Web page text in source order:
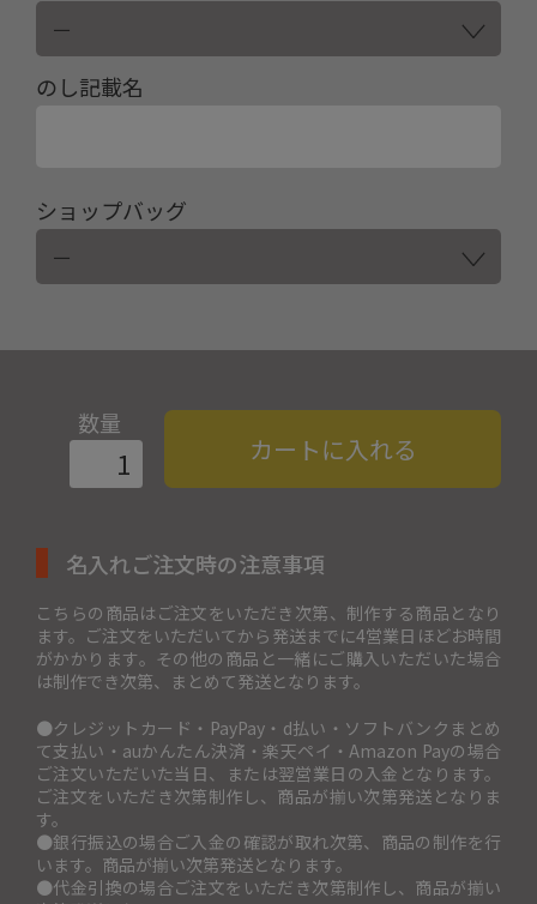
のし記載名
ショップバッグ
数量
カートに入れる
名入れご注文時の注意事項
こちらの商品はご注文をいただき次第、制作する商品となり
ます。ご注文をいただいてから発送までに4営業日ほどお時間
がかかります。その他の商品と一緒にご購入いただいた場合
は制作でき次第、まとめて発送となります。
●クレジットカード・PayPay・d払い・ソフトバンクまとめ
て支払い・auかんたん決済・楽天ペイ・Amazon Payの場合
ご注文いただいた当日、または翌営業日の入金となります。
ご注文をいただき次第制作し、商品が揃い次第発送となりま
す。
●銀行振込の場合ご入金の確認が取れ次第、商品の制作を行
います。商品が揃い次第発送となります。
●代金引換の場合ご注文をいただき次第制作し、商品が揃い